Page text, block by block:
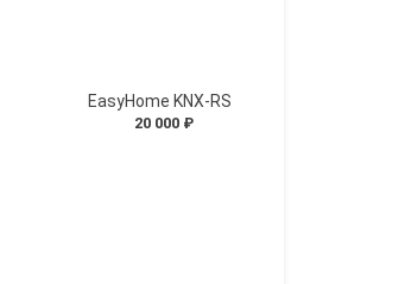
EasyHome KNX-RS
20 000 ₽